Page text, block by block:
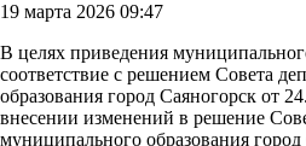
19 марта 2026 09:47
В целях приведения
соответствие с решением Совета
образования город Саяногорск от
внесении изменений в решение
муниципального образования